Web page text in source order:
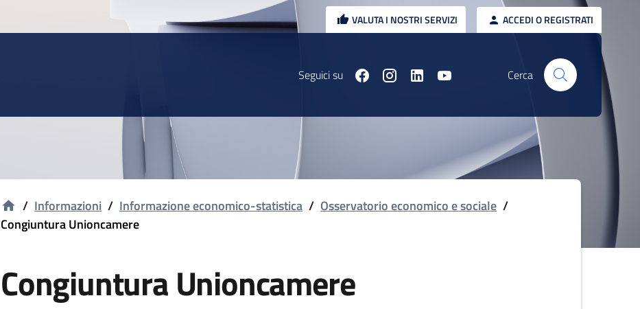
VALUTA I NOSTRI SERVIZI ACCEDI O REGISTRATI
Seguici su Cerca
/ Informazioni / Informazione economico-statistica / Osservatorio economico e sociale /
Congiuntura Unioncamere
Congiuntura Unioncamere